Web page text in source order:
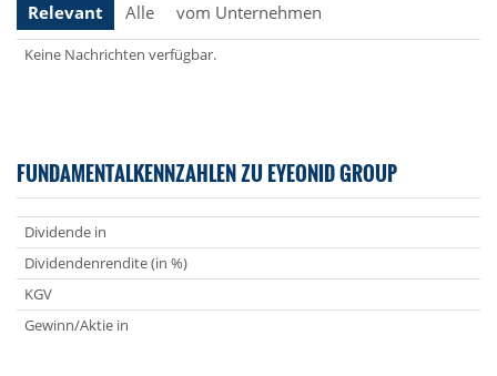
Relevant Alle vom Unternehmen
Keine Nachrichten verfügbar.
FUNDAMENTALKENNZAHLEN ZU EYEONID GROUP
Dividende in
Dividendenrendite (in %)
KGV
Gewinn/Aktie in